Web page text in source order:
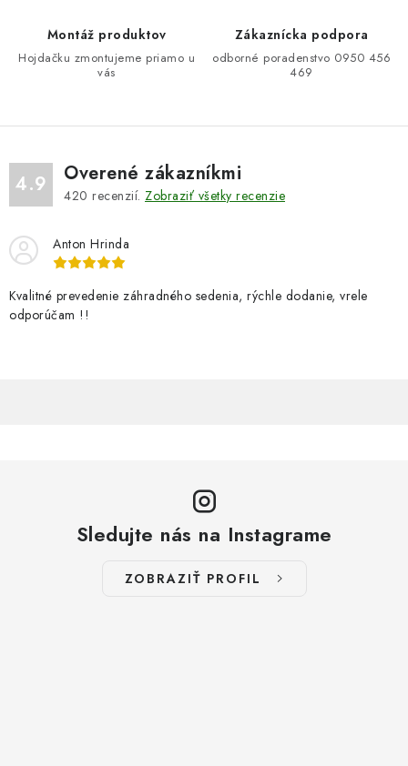
y
v
ý
p
s
Montáž produktov
Hojdačku zmontujeme priamo u
vás
Zákaznícka podpora
odborné poradenstvo 0950 456
469
4.9 Overené zákazníkmi
420 recenzií. Zobraziť všetky recenzie
Anton Hrinda
Kvalitné prevedenie záhradného sedenia, rýchle dodanie, vrele
odporúčam !!
Sledujte nás na Instagrame
ZOBRAZIŤ PROFIL